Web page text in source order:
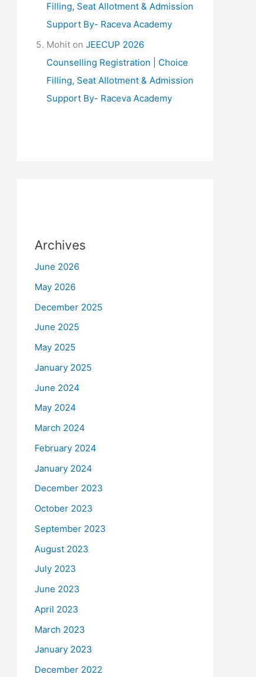
Filling, Seat Allotment & Admission
Support By- Raceva Academy
Mohit on JEECUP 2026
Counselling Registration | Choice
Filling, Seat Allotment & Admission
Support By- Raceva Academy
Archives
June 2026
May 2026
December 2025
June 2025
May 2025
January 2025
June 2024
May 2024
March 2024
February 2024
January 2024
December 2023
October 2023
September 2023
August 2023
July 2023
June 2023
April 2023
March 2023
January 2023
December 2022